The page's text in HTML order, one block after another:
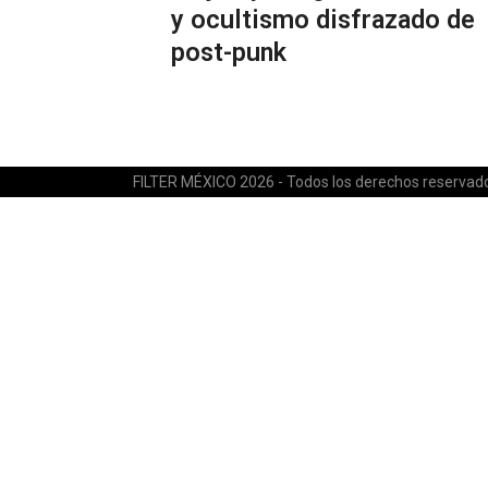
y ocultismo disfrazado de
post-punk
FILTER MÉXICO 2026 - Todos los derechos